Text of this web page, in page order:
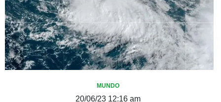
MUNDO
20/06/23 12:16 am